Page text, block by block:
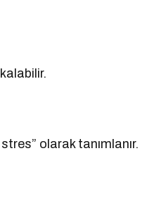
olarak tanımlanır.